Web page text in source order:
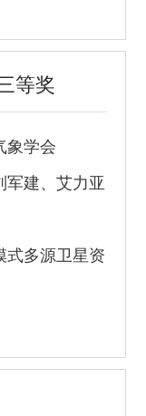
等奖
象学会
军建、艾力亚
式多源卫星资